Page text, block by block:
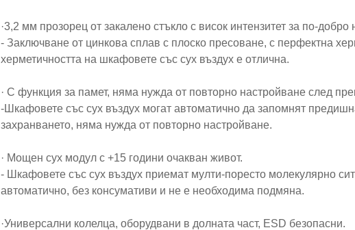
·3,2 мм прозорец от закалено стъкло с висок интензитет за по-
- Заключване от цинкова сплав с плоско пресоване, с перфектна
херметичността на шкафовете със сух въздух е отлична.
· С функция за памет, няма нужда от повторно настройване след
-Шкафовете със сух въздух могат автоматично да запомнят
захранването, няма нужда от повторно настройване.
· Мощен сух модул с +15 години очакван живот.
- Шкафовете със сух въздух приемат мулти-поресто молекулярно
автоматично, без консумативи и не е необходима подмяна.
·Универсални колелца, оборудвани в долната част, ESD безопасни.